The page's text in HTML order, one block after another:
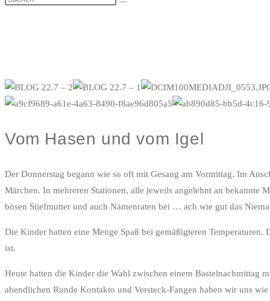
umschalten
Vom Hasen und vom Igel
Der Donnerstag begann wie so oft mit Gesang am Vormittag. Im
Märchen. In mehreren Stationen, alle jeweils angelehnt an bekannte
bösen Stiefmutter und auch Namenraten bei … ach wie gut das
Die Kinder hatten eine Menge Spaß bei gemäßigteren
ist.
Heute hatten die Kinder die Wahl zwischen einem Bastelnachmittag
abendlichen Runde Kontakto und Versteck-Fangen haben wir uns